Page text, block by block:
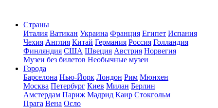
Страны
Италия Ватикан Украина Франция Египет Испания
Чехия Англия Китай Германия Россия Голландия
Финляндия США Швеция Австрия Норвегия
Музеи без билетов Необычные музеи
Города
Барселона Нью-Йорк Лондон Рим Мюнхен
Москва Петербург Киев Милан Берлин
Амстердам Париж Мадрид Каир Стокгольм
Прага Вена Осло